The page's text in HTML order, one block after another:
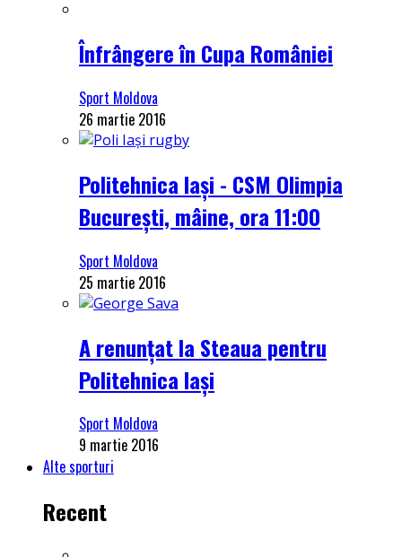
Înfrângere în Cupa României
Sport Moldova
26 martie 2016
Politehnica Iași - CSM Olimpia
București, mâine, ora 11:00
Sport Moldova
25 martie 2016
A renunțat la Steaua pentru
Politehnica Iași
Sport Moldova
9 martie 2016
Alte sporturi
Recent